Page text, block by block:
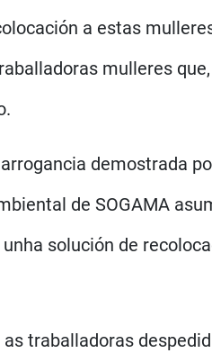
a estas
mulleres
demostrada
de SOGAMA
solución de
traballadoras